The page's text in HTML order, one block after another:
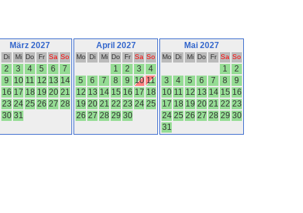
März 2027
Di Mi Do Fr Sa So
2 3 4 5 6
7
9 10 11 12 13 14
16 17 18 19 20 21
23 24 25 26 27 28
30 31
April 2027
Mo Di Mi Do Fr Sa So
1 2 3
4
5
6 7 8 9 10 11
12 13 14 15 16 17 18
19 20 21 22 23 24 25
26 27 28 29 30
Mai 2027
Mo Di Mi Do Fr Sa So
1
2
3
4 5 6 7 8
9
10 11 12 13 14 15 16
17 18 19 20 21 22 23
24 25 26 27 28 29 30
31